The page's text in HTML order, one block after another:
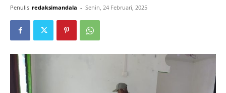
Penulis redaksimandala - Senin, 24 Februari, 2025